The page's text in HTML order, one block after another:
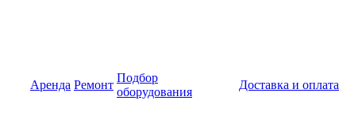
Аренда Ремонт
Подбор
оборудования
Доставка и оплата